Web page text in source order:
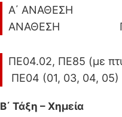
Α΄
ΑΝΑΘΕΣΗ Γ΄
ΠΕ04.02, ΠΕ85 (με
ΠΕ04 (01, 03,
Β΄ Τάξη – Χημεία